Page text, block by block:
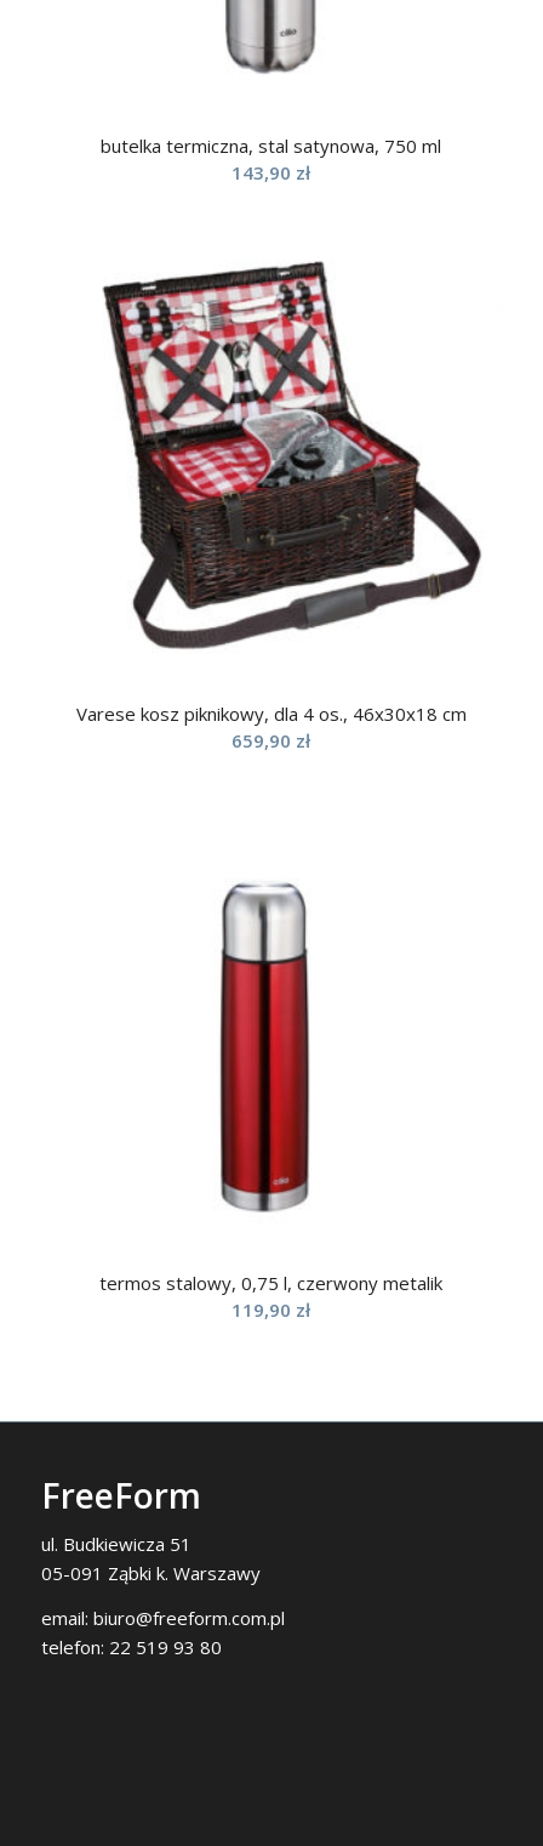
butelka termiczna, stal satynowa, 750 ml
143,90 zł
Varese kosz piknikowy, dla 4 os., 46x30x18 cm
659,90 zł
termos stalowy, 0,75 l, czerwony metalik
119,90 zł
FreeForm
ul. Budkiewicza 51
05-091 Ząbki k. Warszawy
email: biuro@freeform.com.pl
telefon: 22 519 93 80